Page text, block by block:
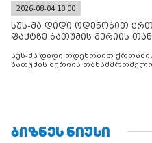
2026-08-04 10:00
სუს-მა დიდი ოდენობით
ფაქტზე ბათუმის მერიის
სუს-მა დიდი ოდენობით ქრთამის მოთხოვნისა და აღების ფაქტზე
ბათუმის მერიის თანამშრომელი
ᲑᲘᲖᲜᲔᲡ ᲜᲘᲣᲡᲘ